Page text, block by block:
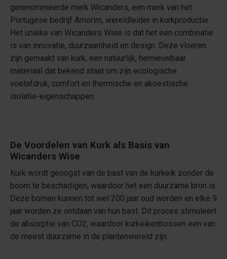
gerenommeerde merk Wicanders, een merk van het
Portugese bedrijf Amorim, wereldleider in kurkproductie.
Het unieke van Wicanders Wise is dat het een combinatie
is van innovatie, duurzaamheid en design. Deze vloeren
zijn gemaakt van kurk, een natuurlijk, hernieuwbaar
materiaal dat bekend staat om zijn ecologische
voetafdruk, comfort en thermische en akoestische
isolatie-eigenschappen.
De Voordelen van Kurk als Basis van
Wicanders Wise
Kurk wordt geoogst van de bast van de kurkeik zonder de
boom te beschadigen, waardoor het een duurzame bron is.
Deze bomen kunnen tot wel 200 jaar oud worden en elke 9
jaar worden ze ontdaan van hun bast. Dit proces stimuleert
de absorptie van CO2, waardoor kurkeikenbossen een van
de meest duurzame in de plantenwereld zijn.